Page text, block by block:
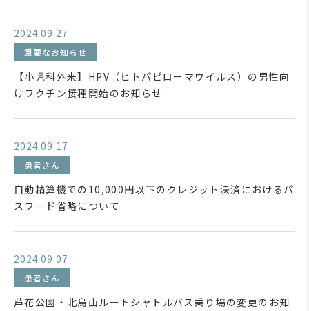
2024.09.27
重要なお知らせ
【小児科外来】HPV（ヒトパピローマウイルス）の男性向
けワクチン接種開始のお知らせ
2024.09.17
患者さん
自動精算機での10,000円以下のクレジット決済におけるパ
スワード省略について
2024.09.07
患者さん
芦花公園・北烏山ルートシャトルバス乗り場の変更のお知